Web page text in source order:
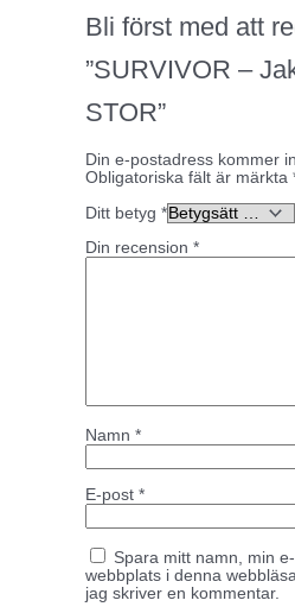
Bli först med att
”SURVIVOR –
STOR”
Din e-postadress kommer
Obligatoriska fält är märkta
Ditt betyg *
Din recension *
Namn *
E-post *
Spara mitt namn, min
webbplats i denna
jag skriver en kommentar.